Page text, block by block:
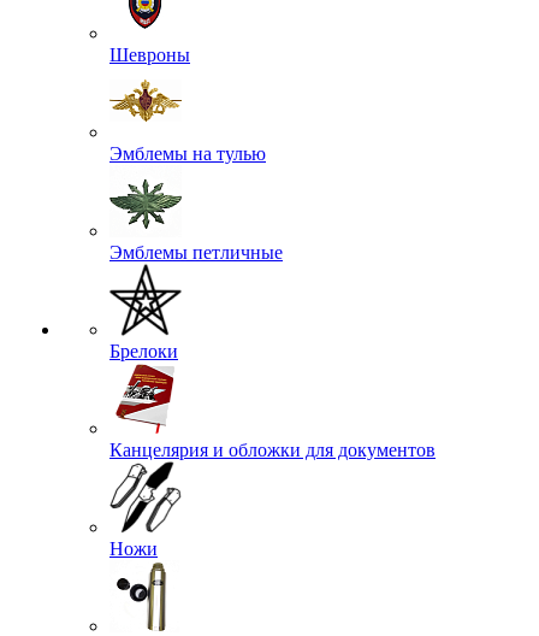
Шевроны
Эмблемы на тулью
Эмблемы петличные
Брелоки
Канцелярия и обложки для документов
Ножи